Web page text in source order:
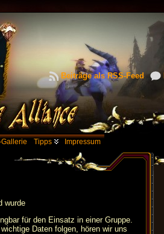
Beiträge als RSS-Feed
Gallerie Tipps Impressum
wurde
für den Einsatz in einer Gruppe.
Daten folgen, hören wir uns